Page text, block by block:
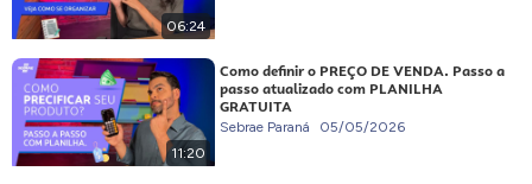
06:24
11:20
Como definir o PREÇO DE VENDA. Passo a
passo atualizado com PLANILHA
GRATUITA
Sebrae Paraná 05/05/2026